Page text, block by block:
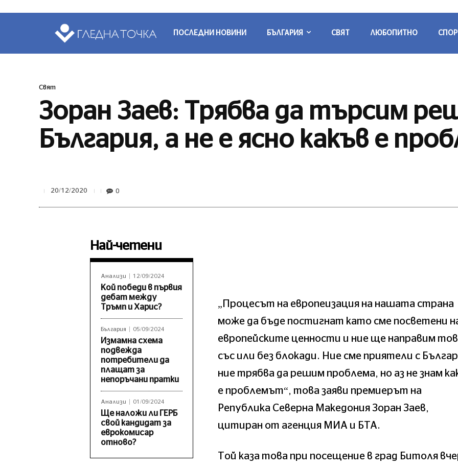
ПОСЛЕДНИ НОВИНИ БЪЛГАРИЯ СВЯТ ЛЮБОПИТНО СПОРТ
Свят
Зоран Заев: Трябва да търсим
България, а не е ясно какъв е
20/12/2020 0
Най-четени
Анализи 12/09/2024
Кой победи в първия
дебат между
Тръмп и Харис?
България 05/09/2024
Измамна схема
подвежда
потребители да
плащат за
непоръчани пратки
Анализи 01/09/2024
Ще наложи ли ГЕРБ
свой кандидат за
еврокомисар
отново?
„Процесът на европеизация на нашата страна
може да бъде постигнат като сме посветени
европейските ценности и ние ще направим
със или без блокади. Ние сме приятели с
ние трябва да решим проблема, но аз не знам
е проблемът“, това заяви премиерът на
Република Северна Македония Зоран Заев,
цитиран от агенция МИА и БТА.
Той каза това при посещение в град Битоля